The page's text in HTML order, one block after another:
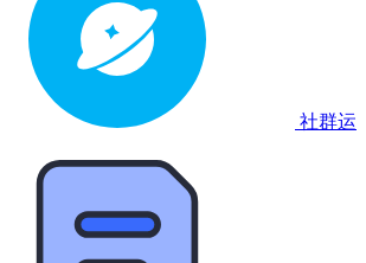
社群运